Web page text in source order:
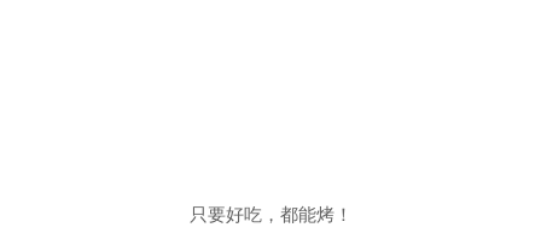
只要好吃，都能烤！